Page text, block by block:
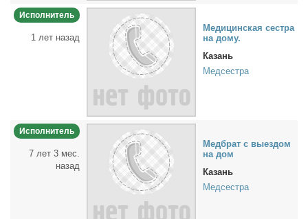
Исполнитель
1 лет назад
Ме­ди­цин­ская сест­ра
на до­му.
Казань
Медсестра
Исполнитель
7 лет 3 мес.
назад
Мед­брат с вы­ез­дом
на дом
Казань
Медсестра